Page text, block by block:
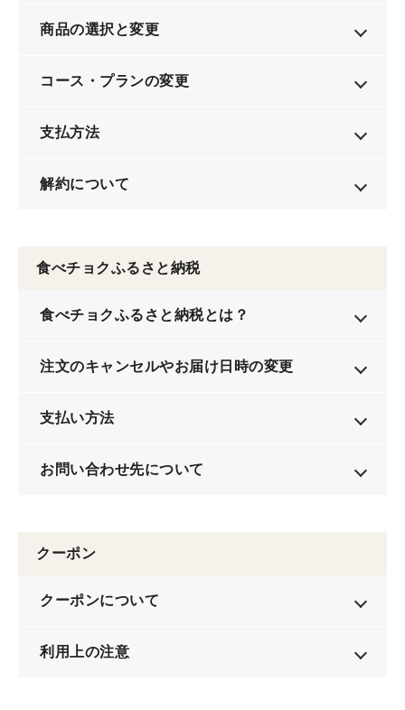
商品の選択と変更
コース・プランの変更
支払方法
解約について
食べチョクふるさと納税
食べチョクふるさと納税とは？
注文のキャンセルやお届け日時の変更
支払い方法
お問い合わせ先について
クーポン
クーポンについて
利用上の注意